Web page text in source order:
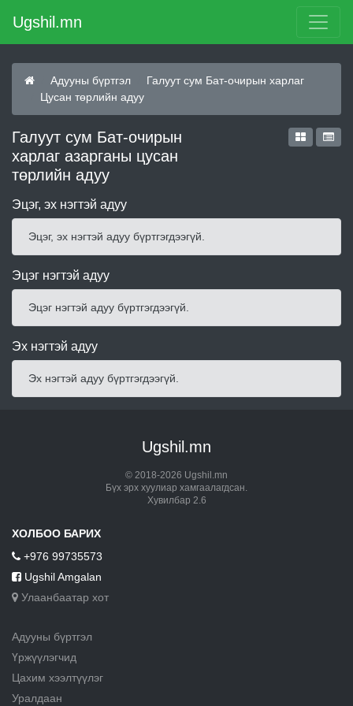
Ugshil.mn
Адууны бүртгэл
Галуут сум Бат-очирын харлаг
Цусан төрлийн адуу
Галуут сум Бат-очирын
харлаг азарганы цусан
төрлийн адуу
Эцэг, эх нэгтэй адуу
Эцэг, эх нэгтэй адуу бүртгэгдээгүй.
Эцэг нэгтэй адуу
Эцэг нэгтэй адуу бүртгэгдээгүй.
Эх нэгтэй адуу
Эх нэгтэй адуу бүртгэгдээгүй.
Ugshil.mn
© 2018-2026 Ugshil.mn
Бүх эрх хуулиар хамгаалагдсан.
Хувилбар 2.6
ХОЛБОО БАРИХ
+976 99735573
Ugshil Amgalan
Улаанбаатар хот
Адууны бүртгэл
Үржүүлэгчид
Цахим хээлтүүлэг
Уралдаан